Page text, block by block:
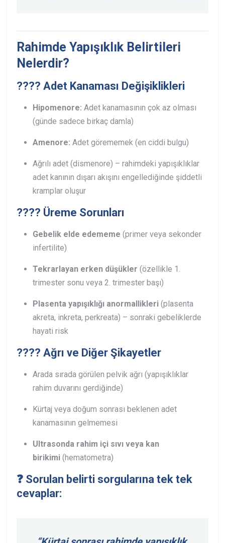
Rahimde Yapışıklık Belirtileri
Nelerdir?
???? Adet Kanaması Değişiklikleri
Hipomenore: Adet kanamasının çok az olması
(günde sadece birkaç damla)
Amenore: Adet görememek (en ciddi bulgu)
Ağrılı adet (dismenore) – rahimdeki yapışıklıklar
adet kanının dışarı akışını engellediğinde şiddetli
kramplar oluşur
???? Üreme Sorunları
Gebelik elde edememe (primer veya sekonder
infertilite)
Tekrarlayan erken düşükler (özellikle 1.
trimester sonu veya 2. trimester başı)
Plasenta yapışıklığı anormallikleri (plasenta
akreta, inkreta, perkreata) – sonraki gebeliklerde
hayati risk
???? Ağrı ve Diğer Şikayetler
Arada sırada görülen pelvik ağrı (yapışıklıklar
rahim duvarını gerdiğinde)
Kürtaj veya doğum sonrası beklenen adet
kanamasının gelmemesi
Ultrasonda rahim içi sıvı veya kan
birikimi (hematometra)
❓ Sorulan belirti sorgularına tek tek
cevaplar: